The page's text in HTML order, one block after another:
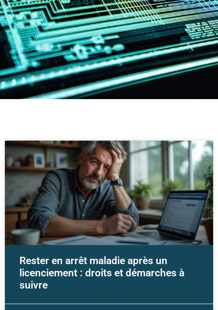
Rester en arrêt maladie après un
licenciement : droits et démarches à
suivre